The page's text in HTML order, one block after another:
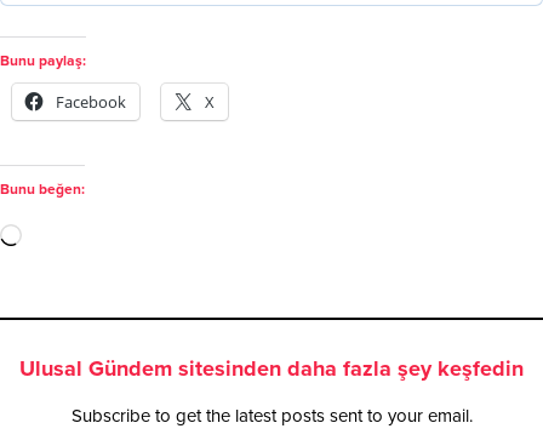
Bunu paylaş:
Facebook X
Bunu beğen:
Ulusal Gündem sitesinden daha fazla şey keşfedin
Subscribe to get the latest posts sent to your email.